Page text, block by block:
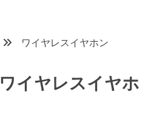
ワイヤレスイヤホン
ワイヤレスイヤホ